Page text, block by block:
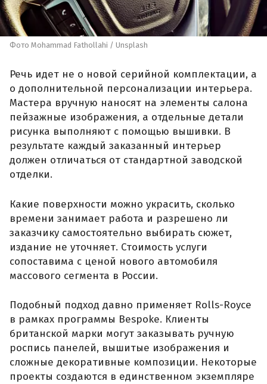
Фото Mohammad Fathollahi / Unsplash
Речь идет не о новой серийной комплектации, а
о дополнительной персонализации интерьера.
Мастера вручную наносят на элементы салона
пейзажные изображения, а отдельные детали
рисунка выполняют с помощью вышивки. В
результате каждый заказанный интерьер
должен отличаться от стандартной заводской
отделки.
Какие поверхности можно украсить, сколько
времени занимает работа и разрешено ли
заказчику самостоятельно выбирать сюжет,
издание не уточняет. Стоимость услуги
сопоставима с ценой нового автомобиля
массового сегмента в России.
Подобный подход давно применяет Rolls-Royce
в рамках программы Bespoke. Клиенты
британской марки могут заказывать ручную
роспись панелей, вышитые изображения и
сложные декоративные композиции. Некоторые
проекты создаются в единственном экземпляре